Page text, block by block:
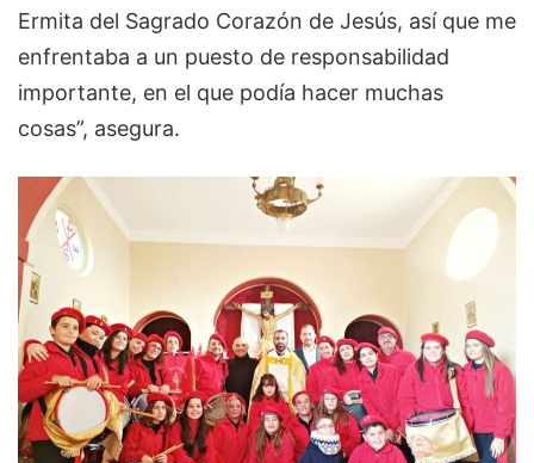
Ermita del Sagrado Corazón de Jesús, así que me
enfrentaba a un puesto de responsabilidad
importante, en el que podía hacer muchas
cosas”, asegura.